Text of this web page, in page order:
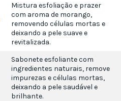
Mistura esfoliação e prazer
com aroma de morango,
removendo células mortas e
deixando a pele suave e
revitalizada.
Sabonete esfoliante com
ingredientes naturais, remove
impurezas e células mortas,
deixando a pele saudável e
brilhante.